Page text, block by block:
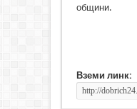
общини.
Вземи линк: